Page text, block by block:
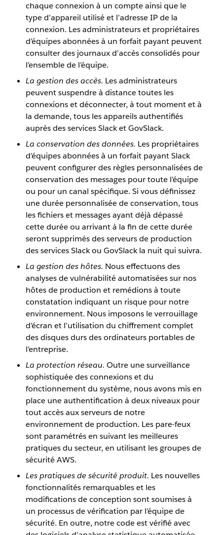
chaque connexion à un compte ainsi que le
type d’appareil utilisé et l’adresse IP de la
connexion. Les administrateurs et propriétaires
d’équipes abonnées à un forfait payant peuvent
consulter des journaux d’accès consolidés pour
l’ensemble de l’équipe.
La gestion des accès. Les administrateurs
peuvent suspendre à distance toutes les
connexions et déconnecter, à tout moment et à
la demande, tous les appareils authentifiés
auprès des services Slack et GovSlack.
La conservation des données. Les propriétaires
d’équipes abonnées à un forfait payant Slack
peuvent configurer des règles personnalisées de
conservation des messages pour toute l’équipe
ou pour un canal spécifique. Si vous définissez
une durée personnalisée de conservation, tous
les fichiers et messages ayant déjà dépassé
cette durée ou arrivant à la fin de cette durée
seront supprimés des serveurs de production
des services Slack ou GovSlack la nuit qui suivra.
La gestion des hôtes. Nous effectuons des
analyses de vulnérabilité automatisées sur nos
hôtes de production et remédions à toute
constatation indiquant un risque pour notre
environnement. Nous imposons le verrouillage
d’écran et l’utilisation du chiffrement complet
des disques durs des ordinateurs portables de
l’entreprise.
La protection réseau. Outre une surveillance
sophistiquée des connexions et du
fonctionnement du système, nous avons mis en
place une authentification à deux niveaux pour
tout accès aux serveurs de notre
environnement de production. Les pare-feux
sont paramétrés en suivant les meilleures
pratiques du secteur, en utilisant les groupes de
sécurité AWS.
Les pratiques de sécurité produit. Les nouvelles
fonctionnalités remarquables et les
modifications de conception sont soumises à
un processus de vérification par l’équipe de
sécurité. En outre, notre code est vérifié avec